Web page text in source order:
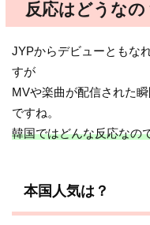
反応はどうなの
JYPからデビューともな
すが
MVや楽曲が配信された
ですね。
韓国ではどんな反応なの
本国人気は？